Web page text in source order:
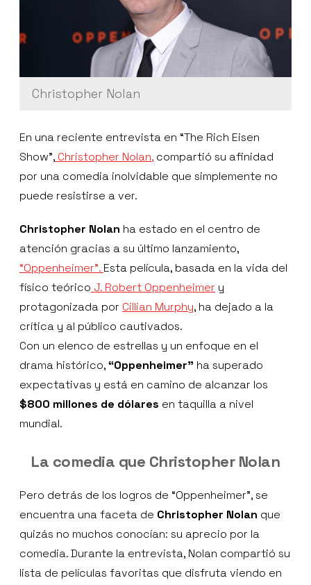
Christopher Nolan
En una reciente entrevista en “The Rich Eisen
Show”, Christopher Nolan, compartió su afinidad
por una comedia inolvidable que simplemente no
puede resistirse a ver.
Christopher Nolan ha estado en el centro de
atención gracias a su último lanzamiento,
“Oppenheimer”. Esta película, basada en la vida del
físico teórico J. Robert Oppenheimer y
protagonizada por Cillian Murphy, ha dejado a la
crítica y al público cautivados.
Con un elenco de estrellas y un enfoque en el
drama histórico,“Oppenheimer” ha superado
expectativas y está en camino de alcanzar los
$800 millones de dólares en taquilla a nivel
mundial.
La comedia que Christopher Nolan
Pero detrás de los logros de “Oppenheimer”, se
encuentra una faceta de Christopher Nolan que
quizás no muchos conocían: su aprecio por la
comedia. Durante la entrevista, Nolan compartió su
lista de películas favoritas que disfruta viendo en